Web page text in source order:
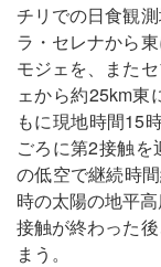
チリでの日食観
ラ・セレナから
モジェを、また
ェから約25km東
もに現地時間15
ごろに第2接触
の低空で継続時
時の太陽の地平
接触が終わった
まう。